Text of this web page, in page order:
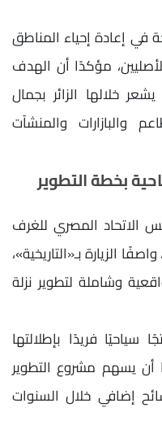
في إعادة إحياء المناطق
مؤكدًا أن الهدف
خلالها الزائر بجمال
والبازارات والمنشآت
بخطة التطوير
الاتحاد المصري للغرف
الزيارة بـ«التاريخية»،
وشاملة لتطوير نزلة
فريدًا بإطلالتها
أن يسهم مشروع التطوير
و3 ملايين سائح إضافي خلال السنوات